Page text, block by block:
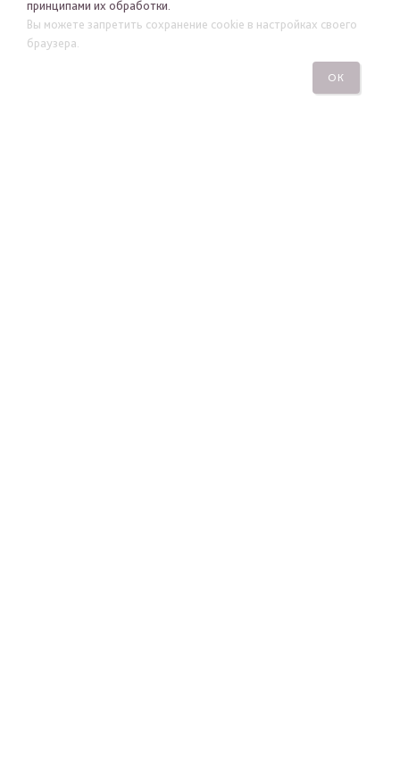
Я хочу получать новости Orange Toys по электронной
почте
принципами их обработки.
Вы можете запретить сохранение cookie в настройках своего
браузера.
ОК